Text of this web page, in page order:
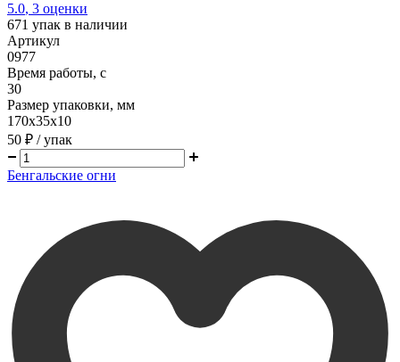
5.0, 3 оценки
671 упак в наличии
Артикул
0977
Время работы, с
30
Размер упаковки, мм
170х35х10
50 ₽ / упак
Бенгальские огни